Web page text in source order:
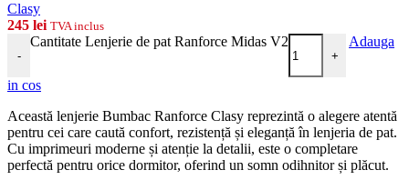
Clasy
245 lei TVA inclus
-
Cantitate Lenjerie de pat Ranforce Midas V2
+
Adauga
in cos
Această lenjerie Bumbac Ranforce Clasy reprezintă o alegere atentă
pentru cei care caută confort, rezistență și eleganță în lenjeria de pat.
Cu imprimeuri moderne și atenție la detalii, este o completare
perfectă pentru orice dormitor, oferind un somn odihnitor și plăcut.